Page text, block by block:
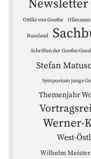
Newsletter
Ottilie von Goethe
Russland
Schriften der Goethe-
Stefan
Symposium junge
Themenjahr
Werner-
West-
Wilhelm